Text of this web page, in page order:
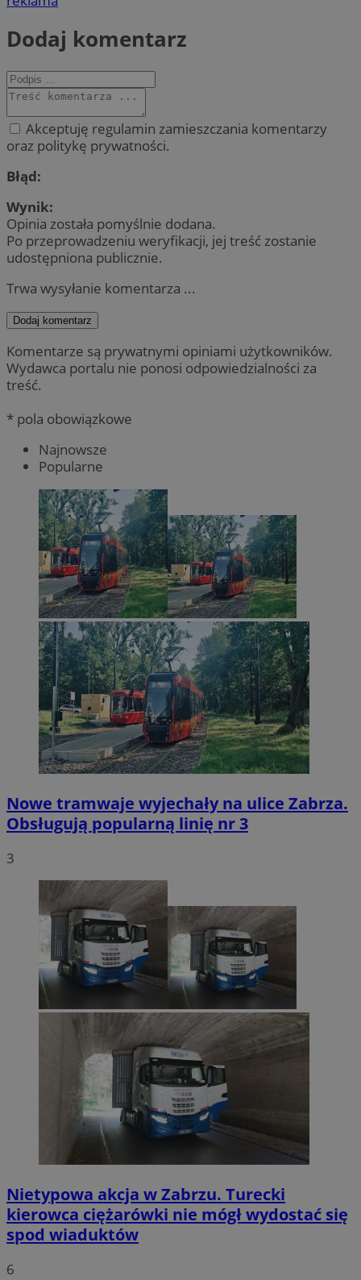
Dodaj komentarz
Akceptuję regulamin zamieszczania komentarzy
oraz politykę prywatności.
Błąd:
Wynik:
Opinia została pomyślnie dodana.
Po przeprowadzeniu weryfikacji, jej treść zostanie
udostępniona publicznie.
Trwa wysyłanie komentarza ...
Dodaj komentarz
Komentarze są prywatnymi opiniami użytkowników.
Wydawca portalu nie ponosi odpowiedzialności za
treść.
* pola obowiązkowe
Najnowsze
Popularne
Nowe tramwaje wyjechały na ulice Zabrza.
Obsługują popularną linię nr 3
3
Nietypowa akcja w Zabrzu. Turecki
kierowca ciężarówki nie mógł wydostać się
spod wiaduktów
6